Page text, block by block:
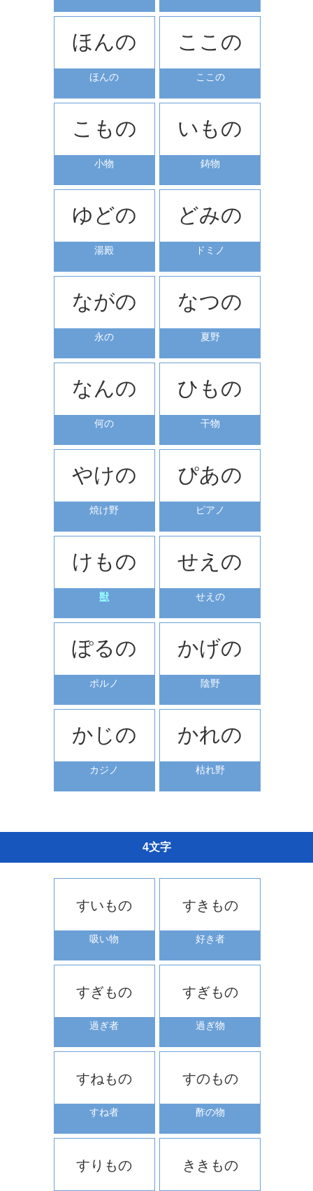
ほんの
ほんの
ここの
ここの
こもの
小物
いもの
鋳物
ゆどの
湯殿
どみの
ドミノ
ながの
永の
なつの
夏野
なんの
何の
ひもの
干物
やけの
焼け野
ぴあの
ピアノ
けもの
獣
せえの
せえの
ぽるの
ポルノ
かげの
陰野
かじの
カジノ
かれの
枯れ野
4文字
すいもの
吸い物
すきもの
好き者
すぎもの
過ぎ者
すぎもの
過ぎ物
すねもの
すね者
すのもの
酢の物
すりもの ききもの